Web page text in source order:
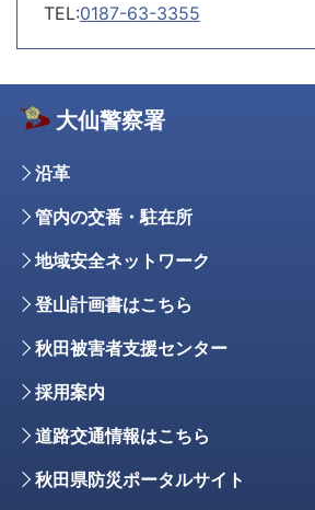
TEL:0187-63-3355
大仙警察署
沿革
管内の交番・駐在所
地域安全ネットワーク
登山計画書はこちら
秋田被害者支援センター
採用案内
道路交通情報はこちら
秋田県防災ポータルサイト